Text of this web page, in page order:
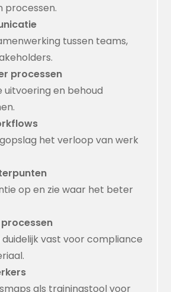
processen.
tussen teams,
processen
uitvoering en behoud
het verloop van werk
op en zie waar het beter
vast voor compliance
als trainingstool voor